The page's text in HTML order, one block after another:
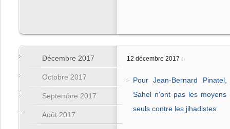
Décembre 2017
Octobre 2017
Septembre 2017
Août 2017
12 décembre 2017 :
Pour Jean-Bernard
Sahel n’ont pas les
seuls contre les jihadistes